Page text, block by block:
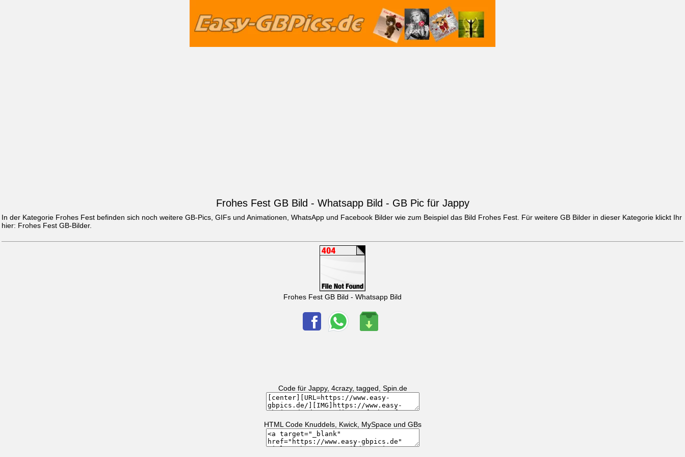
Frohes Fest GB Bild - Whatsapp Bild - GB Pic für Jappy
In der Kategorie Frohes Fest befinden sich noch weitere GB-Pics, GIFs und Animationen, WhatsApp und Facebook Bilder wie zum Beispiel das Bild Frohes Fest . Für weitere GB Bilder in dieser Kategorie klickt Ihr
hier: Frohes Fest GB-Bilder.
Frohes Fest GB Bild - Whatsapp Bild
Code für Jappy, 4crazy, tagged, Spin.de
HTML Code Knuddels, Kwick, MySpace und GBs